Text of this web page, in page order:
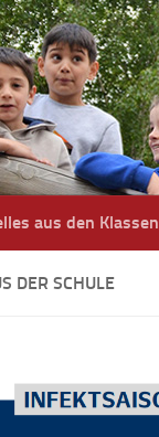
aus den Klassen
DER SCHULE